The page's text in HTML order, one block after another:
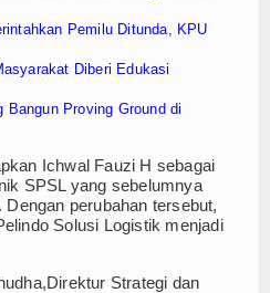
Pemilu Ditunda, KPU
Diberi Edukasi
Bangun Proving Ground di
Ichwal Fauzi H sebagai
SPSL yang sebelumnya
perubahan tersebut,
Solusi Logistik menjadi
Direktur Strategi dan